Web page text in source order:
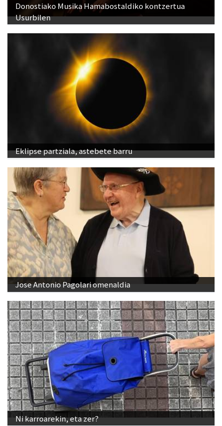
Donostiako Musika Hamabostaldiko kontzertua
Usurbilen
Eklipse partziala, astebete barru
Jose Antonio Pagolari omenaldia
Ni karroarekin, eta zer?